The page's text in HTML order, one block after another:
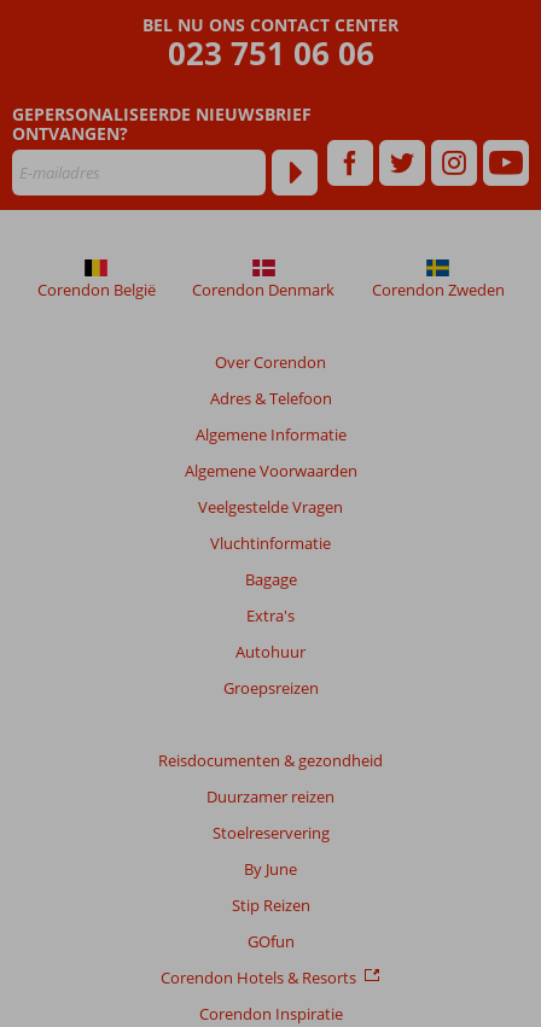
BEL NU ONS CONTACT CENTER
023 751 06 06
GEPERSONALISEERDE NIEUWSBRIEF
ONTVANGEN?
Over Corendon
Adres & Telefoon
Algemene Informatie
Algemene Voorwaarden
Veelgestelde Vragen
Vluchtinformatie
Bagage
Extra's
Autohuur
Groepsreizen
Reisdocumenten & gezondheid
Duurzamer reizen
Stoelreservering
By June
Stip Reizen
GOfun
Corendon Hotels & Resorts
Corendon Inspiratie
Corendon België Corendon Denmark Corendon Zweden